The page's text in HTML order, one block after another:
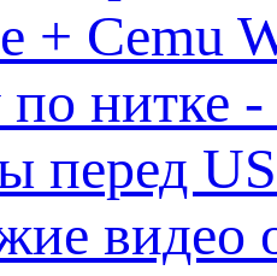
+ Cemu
нитке
перед